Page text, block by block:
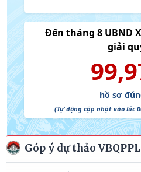
Góp ý dự thảo VBQPPL